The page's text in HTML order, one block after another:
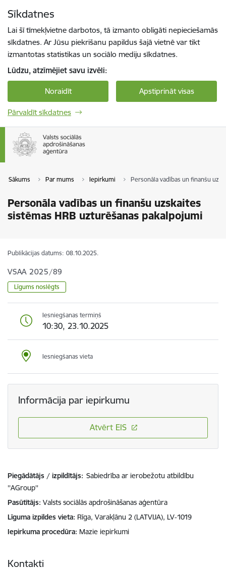
Sīkdatnes
Lai šī tīmekļvietne darbotos, tā izmanto obligāti nepieciešamās
sīkdatnes. Ar Jūsu piekrišanu papildus šajā vietnē var tikt
izmantotas statistikas un sociālo mediju sīkdatnes.
Lūdzu, atzīmējiet savu izvēli:
Noraidīt Apstiprināt visas
Pārvaldīt sīkdatnes
Sākums Par mums Iepirkumi Personāla vadības un finanšu
Personāla vadības un finanšu uzskaites
sistēmas HRB uzturēšanas pakalpojumi
Publikācijas datums: 08.10.2025.
VSAA 2025/89
Līgums noslēgts
Iesniegšanas termiņš
10:30, 23.10.2025
Iesniegšanas vieta
Informācija par iepirkumu
Atvērt EIS
Piegādātājs / izpildītājs: Sabiedrība ar ierobežotu atbildību
''AGroup''
Pasūtītājs Valsts sociālās apdrošināšanas aģentūra
Līguma izpildes vieta Rīga, Varakļānu 2 (LATVIJA), LV-1019
Iepirkuma procedūra Mazie iepirkumi
Kontakti